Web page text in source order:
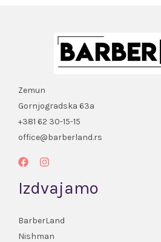
Zemun
Gornjogradska 63a
+381 62 30-15-15
office@barberland.rs
Izdvajamo
BarberLand
Nishman